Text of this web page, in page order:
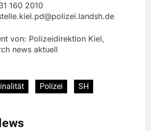
160 2010
von: Polizeidirektion Kiel,
news aktuell
Polizei SH